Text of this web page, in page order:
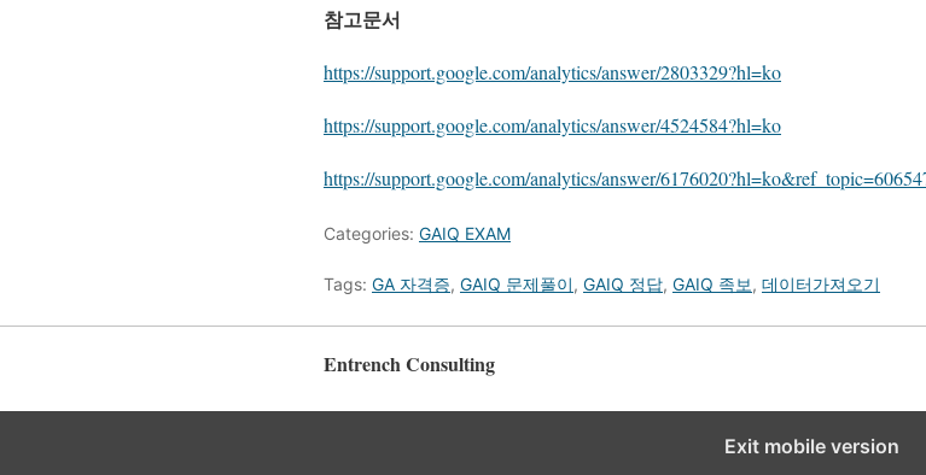
참고문서
https://support.google.com/analytics/answer/2803329?hl=ko
https://support.google.com/analytics/answer/4524584?hl=ko
https://support.google.com/analytics/answer/
Categories: GAIQ EXAM
Tags: GA 자격증, GAIQ 문제풀이, GAIQ 정답, GAIQ 족보, 데이터가져오기
Entrench Consulting
Exit mobile version